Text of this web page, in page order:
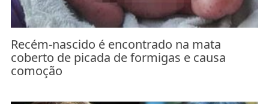
Recém-nascido é encontrado na mata
coberto de picada de formigas e causa
comoção